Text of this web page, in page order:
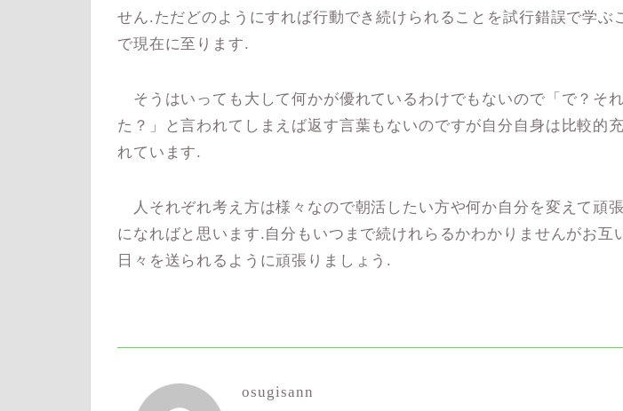
せん.ただどのようにすれば行動でき続けられることを試行錯誤で学ぶ
で現在に至ります.
そうはいっても大して何かが優れているわけでもないので「で？そ
た？」と言われてしまえば返す言葉もないのですが自分自身は比較的
れています.
人それぞれ考え方は様々なので朝活したい方や何か自分を変えて頑
になればと思います.自分もいつまで続けれらるかわかりませんがお互
日々を送られるように頑張りましょう.
osugisann